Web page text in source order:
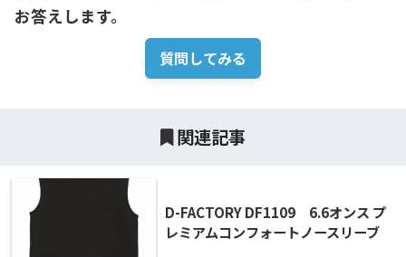
お答えします。
質問してみる
関連記事
D-FACTORY DF1109 6.6オンス プ
レミアムコンフォートノースリーブ